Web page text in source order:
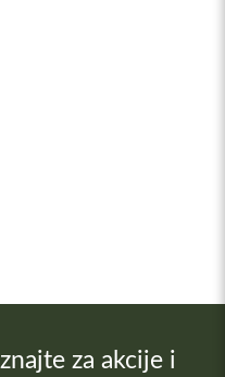
za akcije i